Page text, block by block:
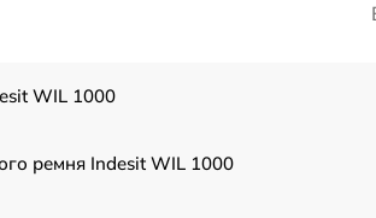
WIL 1000
ремня Indesit WIL 1000